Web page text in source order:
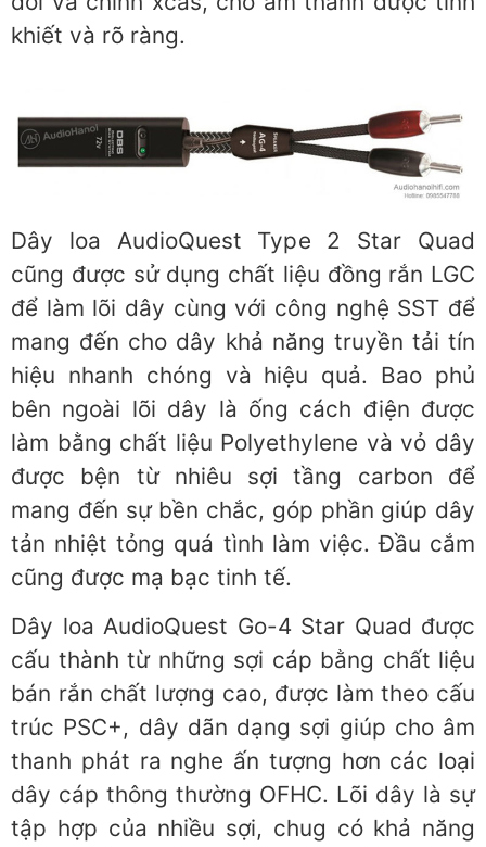
khiết và rõ ràng.
Dây loa AudioQuest Type 2 Star Quad
cũng được sử dụng chất liệu đồng rắn LGC
để làm lõi dây cùng với công nghệ SST để
mang đến cho dây khả năng truyền tải tín
hiệu nhanh chóng và hiệu quả. Bao phủ
bên ngoài lõi dây là ống cách điện được
làm bằng chất liệu Polyethylene và vỏ dây
được bện từ nhiêu sợi tầng carbon để
mang đến sự bền chắc, góp phần giúp dây
tản nhiệt tỏng quá tình làm việc. Đầu cắm
cũng được mạ bạc tinh tế.
Dây loa AudioQuest Go-4 Star Quad được
cấu thành từ những sợi cáp bằng chất liệu
bán rắn chất lượng cao, được làm theo cấu
trúc PSC+, dây dãn dạng sợi giúp cho âm
thanh phát ra nghe ấn tượng hơn các loại
dây cáp thông thường OFHC. Lõi dây là sự
tập hợp của nhiều sợi, chug có khả năng